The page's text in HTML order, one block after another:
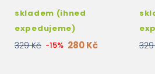
skladem (ihned
expedujeme)
329 Kč -15% 280 Kč